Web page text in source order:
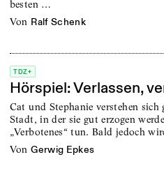
besten …
von Ralf Schenk
TDZ+
Hörspiel: Verlassen,
Cat und Stephanie verstehen
Stadt, in der sie gut erzogen
„Verbotenes“ tun. Bald jedoch
von Gerwig Epkes